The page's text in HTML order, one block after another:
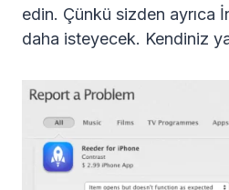
edin. Çünkü sizden ayrıca
daha isteyecek. Kendiniz